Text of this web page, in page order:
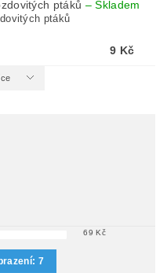
ptáků –Skladem
ptáků
9 Kč
69 Kč
7